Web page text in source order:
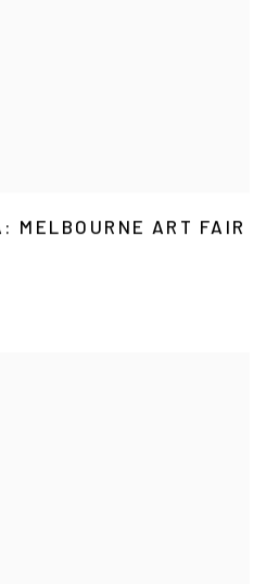
MELBOURNE ART FAIR